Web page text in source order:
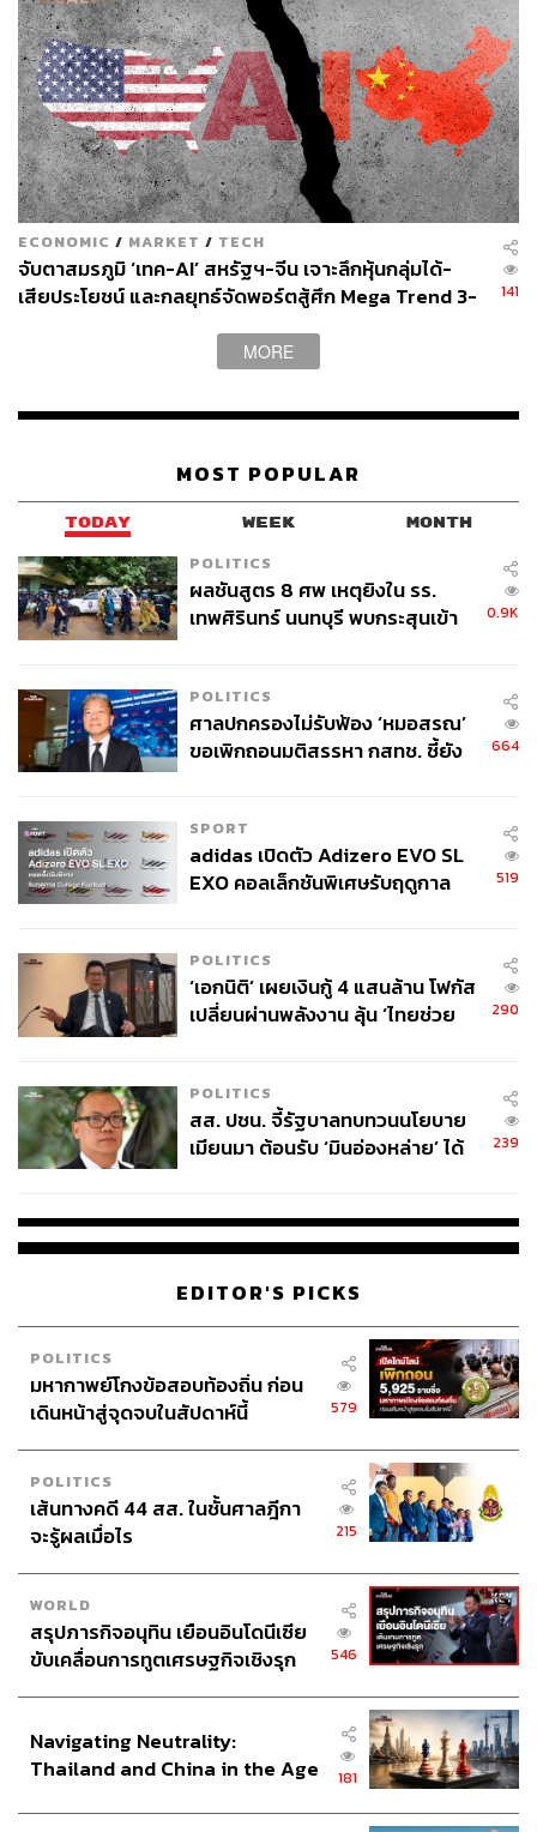
วาราดา ทองจำนงค์
Content Creator สำนักข่าว THE
STANDARD WEALTH
ECONOMIC / MARKET / TECH
จับตาสมรภูมิ ‘เทค-AI’ สหรัฐฯ-จีน เจาะลึกหุ้นกลุ่มได้-
เสียประโยชน์ และกลยุทธ์จัดพอร์ตสู้ศึก Mega Trend 3-
141
MORE
MOST POPULAR
TODAY WEEK MONTH
POLITICS
ผลชันสูตร 8 ศพ เหตุยิงใน รร.
เทพศิรินทร์ นนทบุรี พบกระสุนเข้า
0.9K
POLITICS
ศาลปกครองไม่รับฟ้อง ‘หมอสรณ’
ขอเพิกถอนมติสรรหา กสทช. ชี้ยัง
664
SPORT
adidas เปิดตัว Adizero EVO SL
EXO คอลเล็กชันพิเศษรับฤดูกาล
519
POLITICS
‘เอกนิติ’ เผยเงินกู้ 4 แสนล้าน โฟกัส
เปลี่ยนผ่านพลังงาน ลุ้น ‘ไทยช่วย
290
POLITICS
สส. ปชน. จี้รัฐบาลทบทวนนโยบาย
เมียนมา ต้อนรับ ‘มินอ่องหล่าย’ ได้
239
EDITOR'S PICKS
POLITICS
มหากาพย์โกงข้อสอบท้องถิ่น ก่อน
เดินหน้าสู่จุดจบในสัปดาห์นี้
579
POLITICS
เส้นทางคดี 44 สส. ในชั้นศาลฎีกา
จะรู้ผลเมื่อไร
215
WORLD
สรุปภารกิจอนุทิน เยือนอินโดนีเซีย
ขับเคลื่อนการทูตเศรษฐกิจเชิงรุก
546
Navigating Neutrality:
Thailand and China in the Age
181